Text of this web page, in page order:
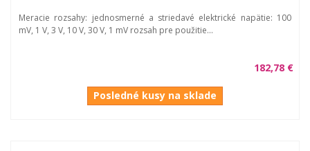
Meracie rozsahy: jednosmerné a striedavé elektrické napätie: 100
mV, 1 V, 3 V, 10 V, 30 V, 1 mV rozsah pre použitie...
182,78 €
Posledné kusy na sklade